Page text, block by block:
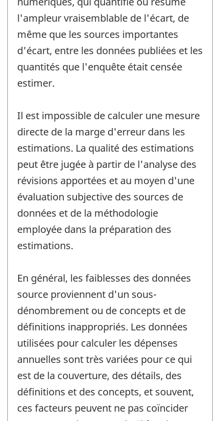
l'ampleur vraisemblable de l'écart, de
même que les sources importantes
d'écart, entre les données publiées et les
quantités que l'enquête était censée
estimer.
Il est impossible de calculer une mesure
directe de la marge d'erreur dans les
estimations. La qualité des estimations
peut être jugée à partir de l'analyse des
révisions apportées et au moyen d'une
évaluation subjective des sources de
données et de la méthodologie
employée dans la préparation des
estimations.
En général, les faiblesses des données
source proviennent d'un sous-
dénombrement ou de concepts et de
définitions inappropriés. Les données
utilisées pour calculer les dépenses
annuelles sont très variées pour ce qui
est de la couverture, des détails, des
définitions et des concepts, et souvent,
ces facteurs peuvent ne pas coïncider